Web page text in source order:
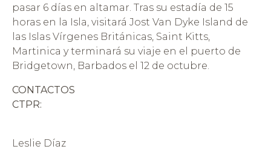
pasar 6 días en altamar. Tras su estadía de 15
horas en la Isla, visitará Jost Van Dyke Island de
las Islas Vírgenes Británicas, Saint Kitts,
Martinica y terminará su viaje en el puerto de
Bridgetown, Barbados el 12 de octubre.
CONTACTOS
CTPR:
Leslie Díaz